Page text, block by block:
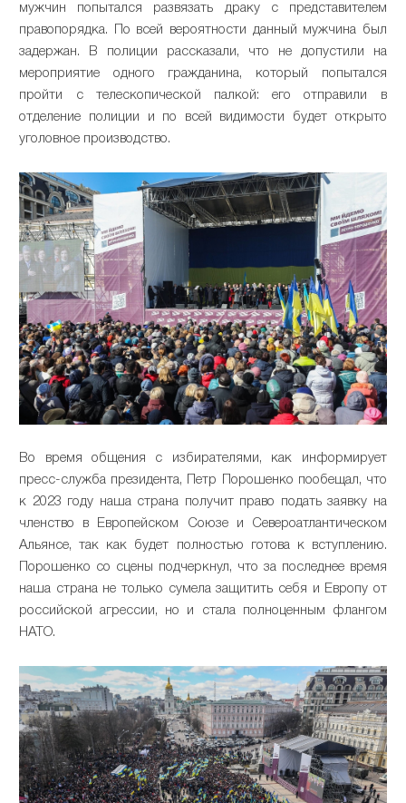
мужчин попытался развязать драку с представителем
правопорядка. По всей вероятности данный мужчина был
задержан. В полиции рассказали, что не допустили на
мероприятие одного гражданина, который попытался
пройти с телескопической палкой: его отправили в
отделение полиции и по всей видимости будет открыто
уголовное производство.
Во время общения с избирателями, как информирует
пресс-служба президента, Петр Порошенко пообещал, что
к 2023 году наша страна получит право подать заявку на
членство в Европейском Союзе и Североатлантическом
Альянсе, так как будет полностью готова к вступлению.
Порошенко со сцены подчеркнул, что за последнее время
наша страна не только сумела защитить себя и Европу от
российской агрессии, но и стала полноценным флангом
НАТО.